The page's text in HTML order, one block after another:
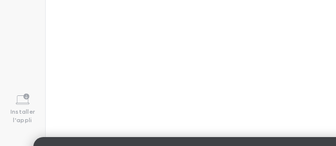
Installer
l'appli